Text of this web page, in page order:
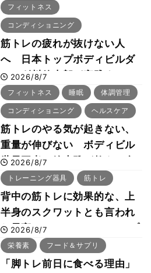
フィットネス
コンディショニング
筋トレの疲れが抜けない人
へ 日本トップボディビルダ
ー・刈川啓志郎が実践する
「回復習慣」
2026/8/7
フィットネス 睡眠 体調管理
コンディショニング ヘルスケア
筋トレのやる気が起きない、
重量が伸びない ボディビル
世界王者・鈴木雅が教える食
事・睡眠・呼吸の整え方
2026/8/7
トレーニング器具 筋トレ
背中の筋トレに効果的な、上
半身のスクワットとも言われ
た最高マシン“ノーチラス・プ
ルオーバーマシン”とは？
2026/8/7
栄養素 フード＆サプリ
「脚トレ前日に食べる理由」